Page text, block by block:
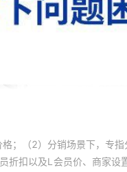
；（2）分销场景下，专
扣以及L会员价、商家